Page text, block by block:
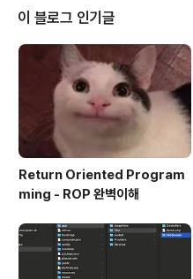
수 있다. 따라서 패스워드의 길이는 8이
워드를 구할 차례이다. ' || id like
d(pw, 1, 1)) > 60 해당 페이로드를 활용
한자리씩 구하면 된다. admin으로 로..
이 블로그 인기글
Return Oriented Program
ming - ROP 완벽이해